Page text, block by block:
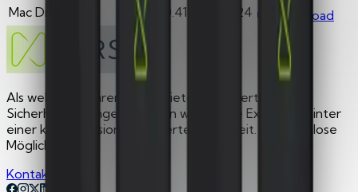
Mac Drivers
v5.0.41 9/1/2024 Download
Als weltweit führender Anbieter hochwertiger
Sicherheitslösungen bündeln wir globale Expertise hinter
einer klaren Mission: Integrierte Sicherheit. Grenzenlose
Möglichkeiten.
Kontakt